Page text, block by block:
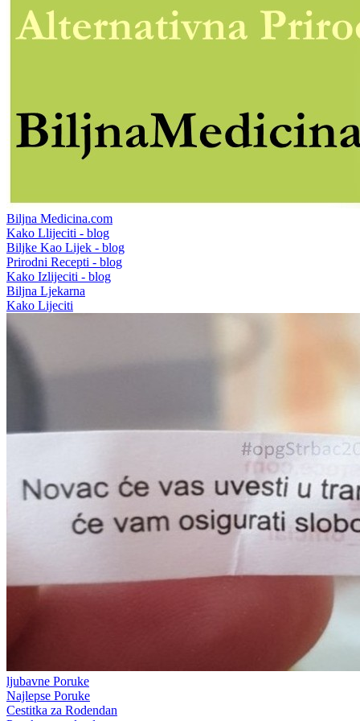
Biljna Medicina.com
Kako Llijeciti - blog
Biljke Kao Lijek - blog
Prirodni Recepti - blog
Kako Izlijeciti - blog
Biljna Ljekarna
Kako Lijeciti
ljubavne Poruke
Najlepse Poruke
Cestitka za Rodendan